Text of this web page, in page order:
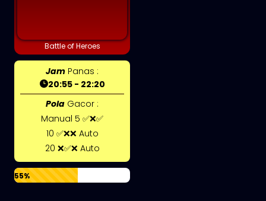
Battle of Heroes
Jam Panas :
20:55 - 22:20
Pola Gacor :
Manual 5 ✅❌✅
10 ✅❌❌ Auto
20 ❌✅❌ Auto
55%